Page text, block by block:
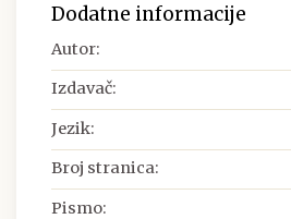
Dodatne informacije
Autor:
Izdavač:
Jezik:
Broj stranica:
Pismo: